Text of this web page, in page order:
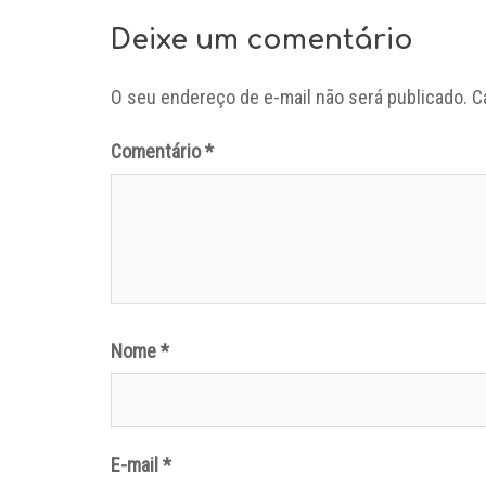
Deixe um comentário
O seu endereço de e-mail não será publicado.
Comentário*
Nome*
E-mail *